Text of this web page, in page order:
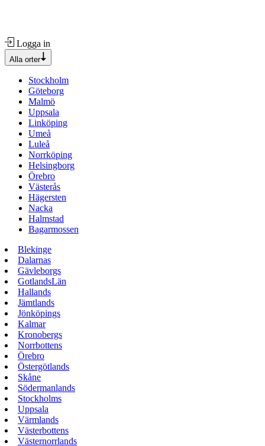
Logga in
Alla orter
Stockholm
Göteborg
Malmö
Uppsala
Linköping
Umeå
Luleå
Norrköping
Helsingborg
Örebro
Västerås
Hägersten
Nacka
Halmstad
Bagarmossen
Blekinge
Dalarnas
Gävleborgs
GotlandsLän
Hallands
Jämtlands
Jönköpings
Kalmar
Kronobergs
Norrbottens
Örebro
Östergötlands
Skåne
Södermanlands
Stockholms
Uppsala
Värmlands
Västerbottens
Västernorrlands